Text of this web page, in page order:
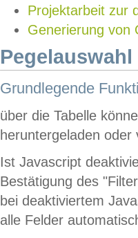
Projektarbeit zur
Generierung von
Grundlegende
über die Tabelle
heruntergeladen oder
Ist Javascript
Bestätigung des
bei deaktiviertem
alle Felder